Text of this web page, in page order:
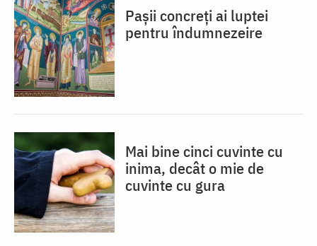
Pașii concreți ai luptei
pentru îndumnezeire
Mai bine cinci cuvinte cu
inima, decât o mie de
cuvinte cu gura